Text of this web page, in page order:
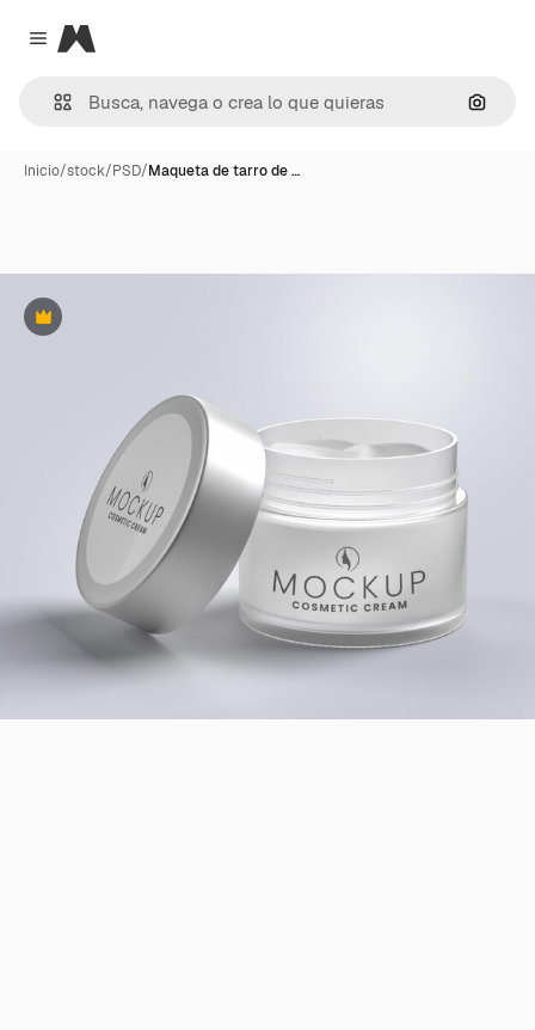
Close menu
Magnific
Inicio/stock/PSD/Maqueta de tarro de …
Premium